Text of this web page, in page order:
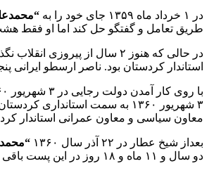
در ۱ خرداد ماه ۱۳۵۹ جای خود را به
طریق تعامل و گفتگو حل کند اما او فقط هشت
در حالی که هنوز ۲ سال از پیروزی انقلاب نگذشته بود در ۳۰ دیماه ۱۳۵۹ مهرآسا از استانداری کردستان کنار گذاشته شد و
استاندار کردستان بود. ناصر ارسطو ایرانی پنجمین استاندار کردستان در ۲ سال اول انقلاب بود.
با روی کار آمدن دولت رجایی در ۳ شهریور ۱۳۶۰ مدت مأموریت ناصر ارسطو ایرانی نیز در این استان خیلی سریع به پایان رسید و وی بعد از ۷ ماه و سه روز از کردستان رفت و این بار
معاون سیاسی و معاون عمرانی استاندار
بعداز شیخ عطار در ۲۲ آذر سال ۱۳۶۰
دو سال و ۱۱ ماه و ۱۸ روز در این پست باقی ماند. او متولد رشت، از اعضای شورای مرکزی و مسئول آموزش حزب جمهوری اسلامی و از بازماندگان انفجار ۷ تیر بود.